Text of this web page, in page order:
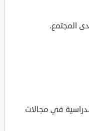
المجتمع.
في مجالات